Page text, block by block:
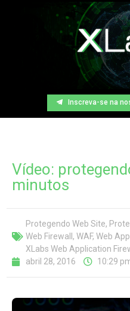
Inscreva-se na
Vídeo:
minutos
Protegendo Web Site,
Web Firewall, WAF, Web
XLabs Web Application
abril 28, 2016
10:29